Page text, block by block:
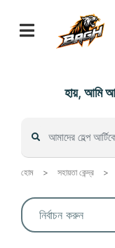
content
হায়, আমি
হোম > সহায়তা কেন্দ্র >